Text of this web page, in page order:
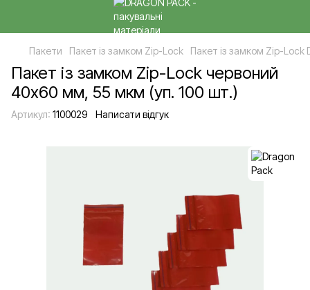
Пакети Пакет із замком Zip-Lock Пакет із замком Zip-Lock
Пакет із замком Zip-Lock червоний
40х60 мм, 55 мкм (уп. 100 шт.)
Артикул: 1100029 Написати відгук